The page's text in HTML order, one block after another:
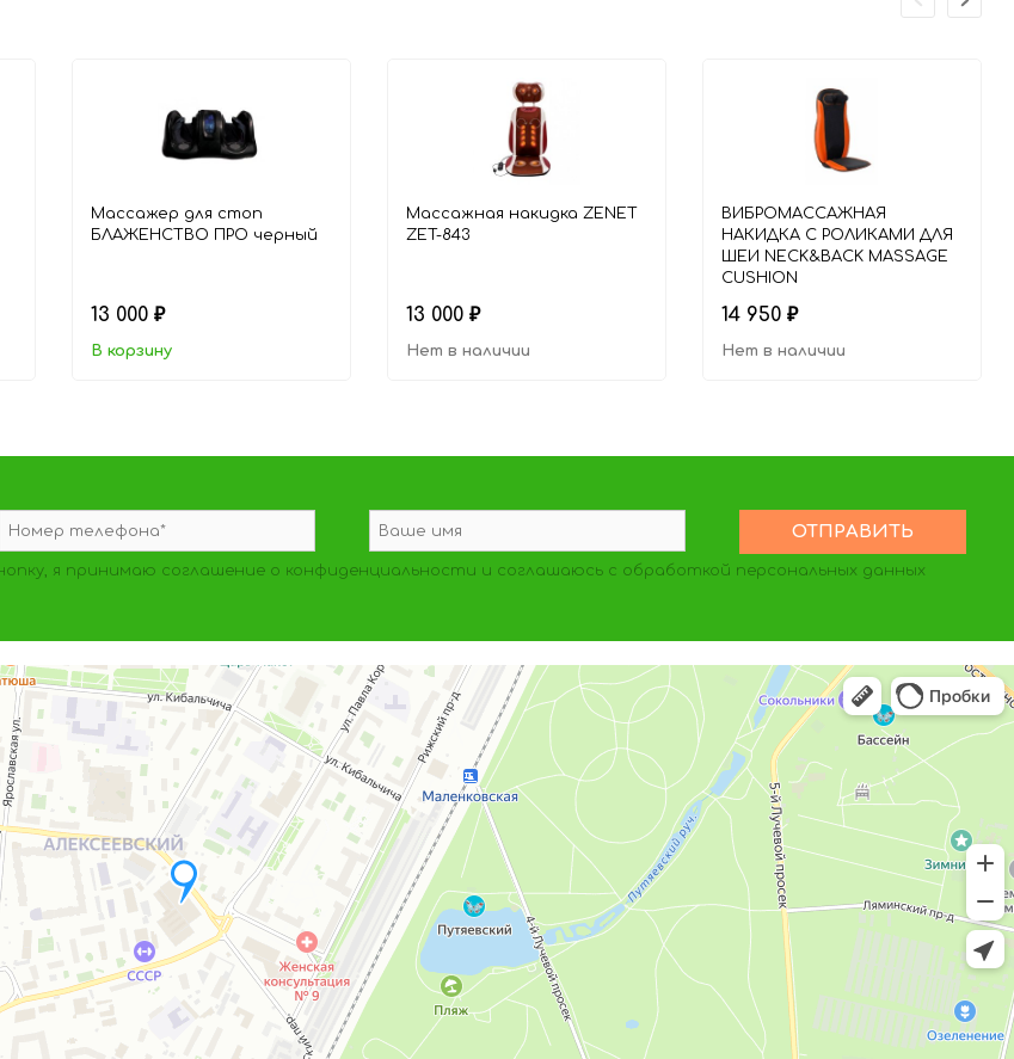
Массажер для стоп
БЛАЖЕНСТВО ПРО черный
13 000 ₽
В корзину
Массажная накидка ZENET
ZET-843
13 000 ₽
Нет в наличии
ВИБРОМАССАЖНАЯ
НАКИДКА С РОЛИКАМИ ДЛЯ
ШЕИ NECK&BACK MASSAGE
CUSHION
14 950 ₽
Нет в наличии
я принимаю соглашение о конфиденциальности и соглашаюсь с обработкой персональных данных